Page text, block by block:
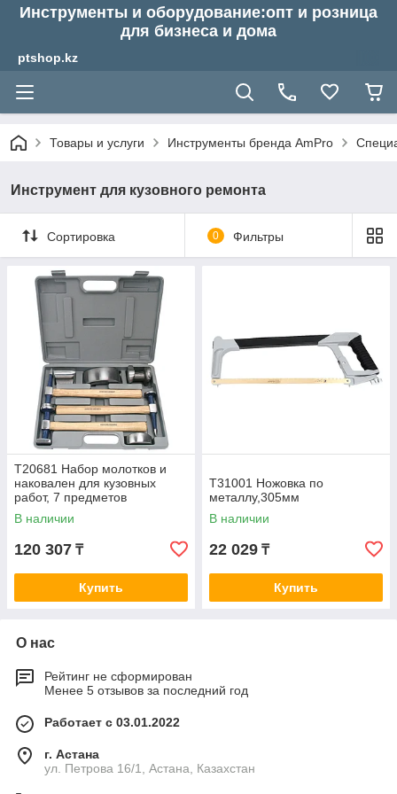
Инструменты и оборудование:опт и розница
для бизнеса и дома
ptshop.kz
Товары и услуги Инструменты бренда AmPro
Инструмент для кузовного ремонта
Сортировка 0 Фильтры
T20681 Набор молотков и
наковален для кузовных
работ, 7 предметов
В наличии
120 307 ₸
Купить
T31001 Ножовка по
металлу,305мм
В наличии
22 029 ₸
Купить
О нас
Рейтинг не сформирован
Менее 5 отзывов за последний год
Работает с 03.01.2022
г. Астана
ул. Петрова 16/1, Астана, Казахстан